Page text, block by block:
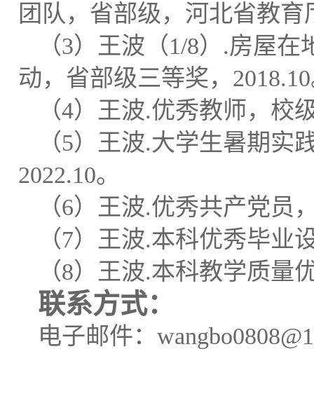
团队，省部级，河北省教育
（3）王波（1/8） .房屋在
动，省部级三等奖， 2018.10
（4）王波.优秀教师，校
（5）王波.大学生暑期实
2022.10。
（6）王波.优秀共产党员
（7）王波.本科优秀毕业
（8）王波.本科教学质量
联系方式：
电子邮件： wangbo0808@